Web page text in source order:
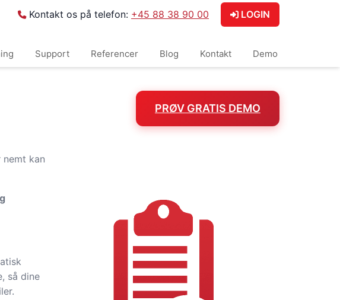
Kontakt os på telefon: +45 88 38 90 00 LOGIN
Support Referencer Blog Kontakt Demo
kan
så dine
PRØV GRATIS DEMO